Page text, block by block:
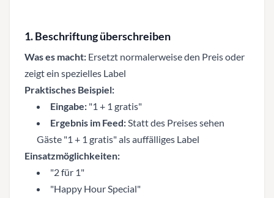
1. Beschriftung überschreiben
Was es macht: Ersetzt normalerweise den Preis oder
zeigt ein spezielles Label
Praktisches Beispiel:
Eingabe: "1 + 1 gratis"
Ergebnis im Feed:Statt des Preises sehen
Gäste "1 + 1 gratis" als auffälliges Label
Einsatzmöglichkeiten:
"2 für 1"
"Happy Hour Special"